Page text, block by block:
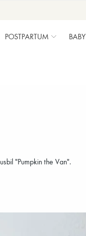
POSTPARTUM BABY
"Pumpkin the Van".